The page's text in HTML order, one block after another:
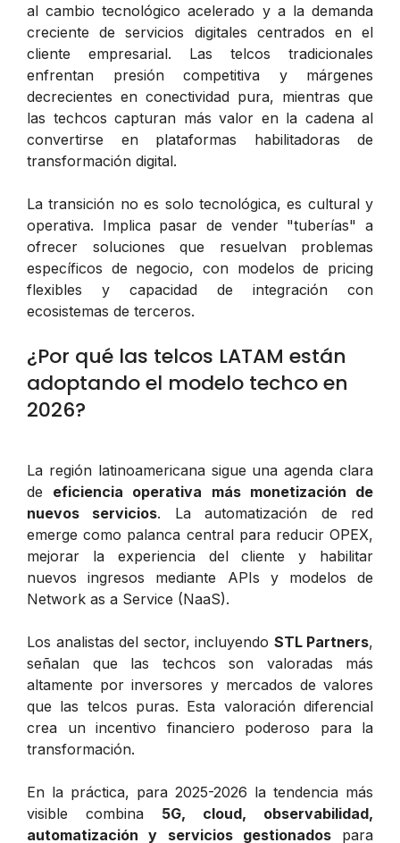
al cambio tecnológico acelerado y a la demanda
creciente de servicios digitales centrados en el
cliente empresarial. Las telcos tradicionales
enfrentan presión competitiva y márgenes
decrecientes en conectividad pura, mientras que
las techcos capturan más valor en la cadena al
convertirse en plataformas habilitadoras de
transformación digital.
La transición no es solo tecnológica, es cultural y
operativa. Implica pasar de vender "tuberías" a
ofrecer soluciones que resuelvan problemas
específicos de negocio, con modelos de pricing
flexibles y capacidad de integración con
ecosistemas de terceros.
¿Por qué las telcos LATAM están
adoptando el modelo techco en
2026?
La región latinoamericana sigue una agenda clara
de eficiencia operativa más monetización de
nuevos servicios. La automatización de red
emerge como palanca central para reducir OPEX,
mejorar la experiencia del cliente y habilitar
nuevos ingresos mediante APIs y modelos de
Network as a Service (NaaS).
Los analistas del sector, incluyendo STL Partners,
señalan que las techcos son valoradas más
altamente por inversores y mercados de valores
que las telcos puras. Esta valoración diferencial
crea un incentivo financiero poderoso para la
transformación.
En la práctica, para 2025-2026 la tendencia más
visible combina 5G, cloud, observabilidad,
automatización y servicios gestionadospara